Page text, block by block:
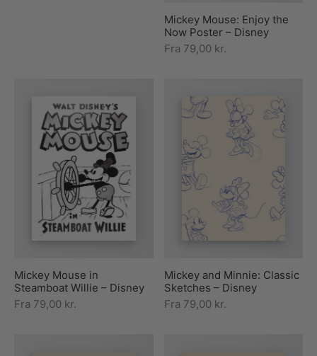
Mickey Mouse: Enjoy the
Now Poster – Disney
Fra 79,00 kr.
Mickey Mouse in
Steamboat Willie – Disney
Fra 79,00 kr.
Mickey and Minnie: Classic
Sketches – Disney
Fra 79,00 kr.